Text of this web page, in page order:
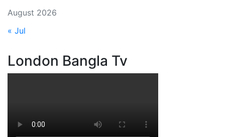
August 2026
« Jul
London Bangla Tv